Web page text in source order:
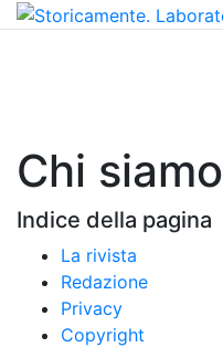
Chi siamo
Indice della pagina
La rivista
Redazione
Privacy
Copyright